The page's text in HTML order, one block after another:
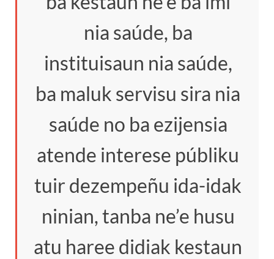
nia saúde, ba
instituisaun nia saúde,
ba maluk servisu sira nia
saúde no ba ezijensia
atende interese públiku
tuir dezempeñu ida-idak
ninian, tanba ne’e husu
atu haree didiak kestaun